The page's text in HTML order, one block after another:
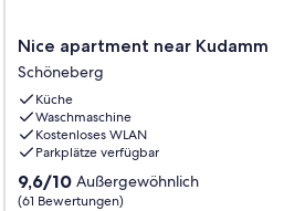
Nice
apartment
near
Kudamm
Schöneberg
Nice apartment near Kudamm
Schöneberg
Küche
Waschmaschine
Kostenloses WLAN
Parkplätze verfügbar
9.6
von
9,6/10 Außergewöhnlich
(61 Bewertungen)